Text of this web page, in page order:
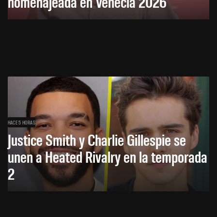
HACE 5 HORAS
Justice Smith y Charlie Gillespie se
unen a Heated Rivalry en la temporada
2